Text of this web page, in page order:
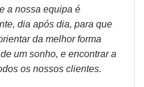
a nossa equipa é
dia após dia, para que
da melhor forma
um sonho, e encontrar a
os nossos clientes.